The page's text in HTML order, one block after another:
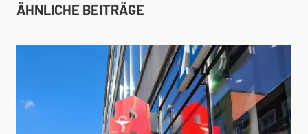
ÄHNLICHE BEITRÄGE